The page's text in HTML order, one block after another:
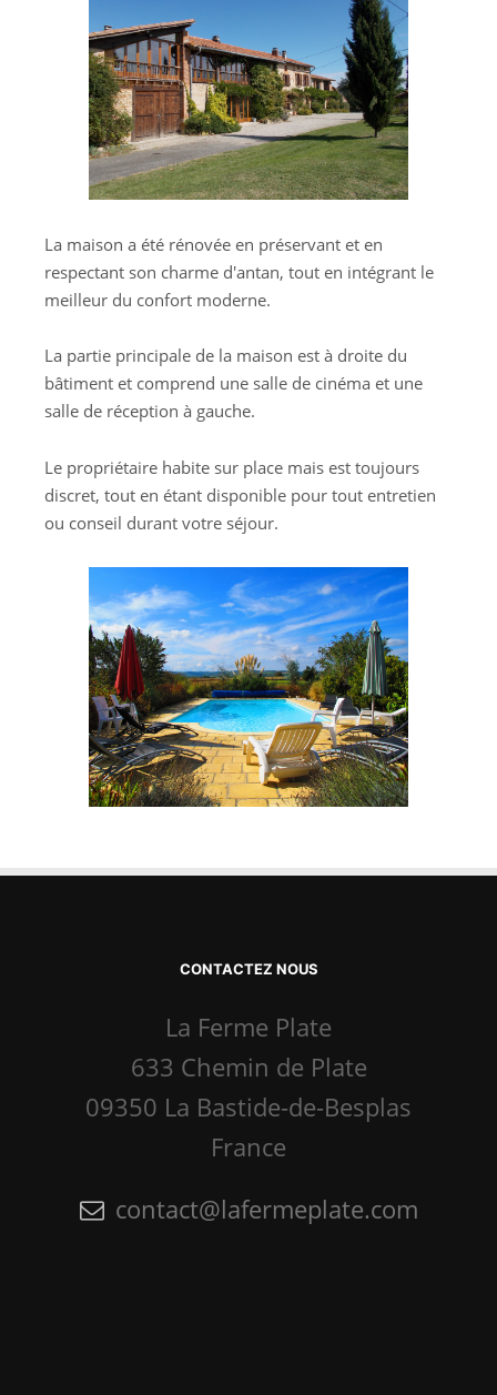
La maison a été rénovée en préservant et en
respectant son charme d'antan, tout en intégrant le
meilleur du confort moderne.
La partie principale de la maison est à droite du
bâtiment et comprend une salle de cinéma et une
salle de réception à gauche.
Le propriétaire habite sur place mais est toujours
discret, tout en étant disponible pour tout entretien
ou conseil durant votre séjour.
CONTACTEZ NOUS
La Ferme Plate
633 Chemin de Plate
09350 La Bastide-de-Besplas
France
contact@lafermeplate.com